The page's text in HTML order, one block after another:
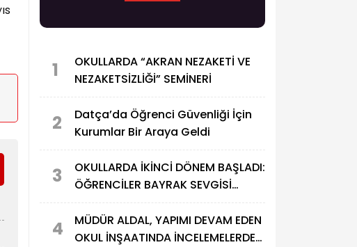
1
OKULLARDA “AKRAN NEZAKETİ VE
NEZAKETSİZLİĞİ” SEMİNERİ
2
Datça’da Öğrenci Güvenliği İçin
Kurumlar Bir Araya Geldi
3
OKULLARDA İKİNCİ DÖNEM BAŞLADI:
ÖĞRENCİLER BAYRAK SEVGİSİ
4
MÜDÜR ALDAL, YAPIMI DEVAM EDEN
OKUL İNŞAATINDA İNCELEMELERDE